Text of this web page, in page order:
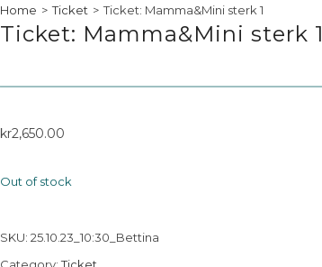
Home > Ticket > Ticket: Mamma&Mini sterk 1
Ticket: Mamma&Mini sterk 1
kr2,650.00
Out of stock
SKU: 25.10.23_10:30_Bettina